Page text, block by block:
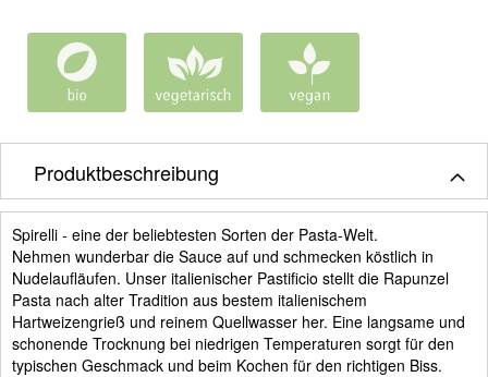
Produktbeschreibung
Spirelli - eine der beliebtesten Sorten der Pasta-Welt.
Nehmen wunderbar die Sauce auf und schmecken köstlich in
Nudelaufläufen. Unser italienischer Pastificio stellt die Rapunzel
Pasta nach alter Tradition aus bestem italienischem
Hartweizengrieß und reinem Quellwasser her. Eine langsame und
schonende Trocknung bei niedrigen Temperaturen sorgt für den
typischen Geschmack und beim Kochen für den richtigen Biss.